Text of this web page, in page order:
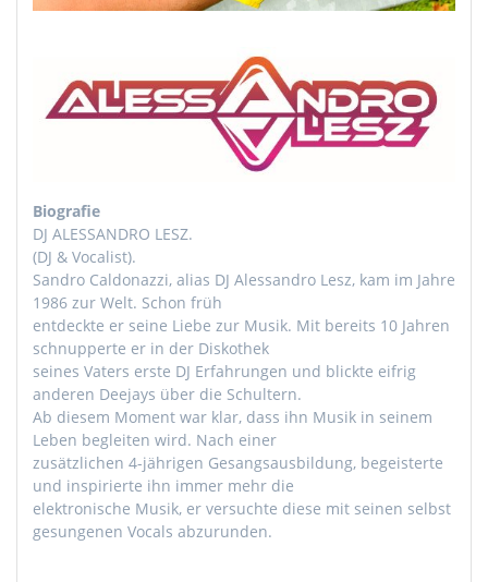
Biografie
DJ ALESSANDRO LESZ.
(DJ & Vocalist).
Sandro Caldonazzi, alias DJ Alessandro Lesz, kam im Jahre
1986 zur Welt. Schon früh
entdeckte er seine Liebe zur Musik. Mit bereits 10 Jahren
schnupperte er in der Diskothek
seines Vaters erste DJ Erfahrungen und blickte eifrig
anderen Deejays über die Schultern.
Ab diesem Moment war klar, dass ihn Musik in seinem
Leben begleiten wird. Nach einer
zusätzlichen 4-jährigen Gesangsausbildung, begeisterte
und inspirierte ihn immer mehr die
elektronische Musik, er versuchte diese mit seinen selbst
gesungenen Vocals abzurunden.